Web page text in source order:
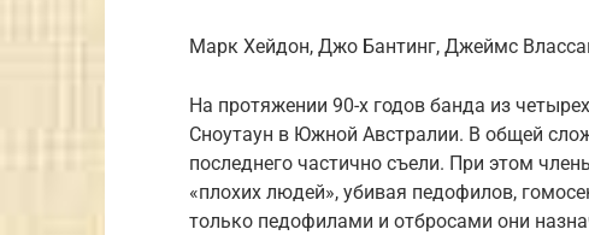
Марк Хейдон, Джо Бантинг, Джеймс
На протяжении 90-х годов банда из
Сноутаун в Южной Австралии. В общей
последнего частично съели. При этом
«плохих людей», убивая педофилов,
только педофилами и отбросами они